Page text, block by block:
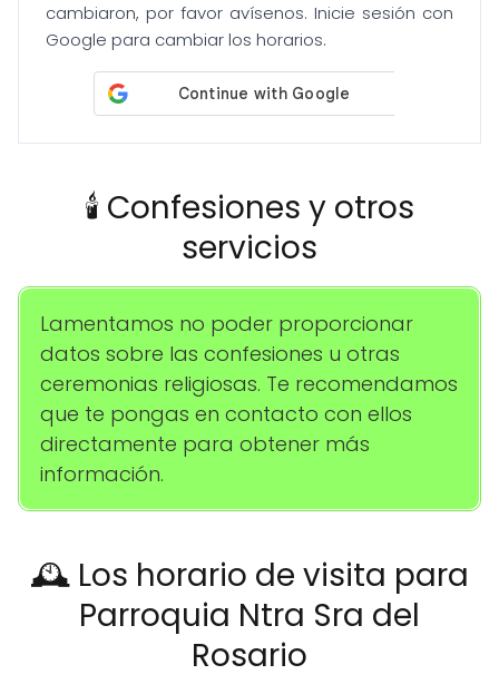
cambiaron, por favor avísenos. Inicie sesión con
Google para cambiar los horarios.
🕯️ Confesiones y otros
servicios
Lamentamos no poder proporcionar
datos sobre las confesiones u otras
ceremonias religiosas. Te recomendamos
que te pongas en contacto con ellos
directamente para obtener más
información.
🕰️ Los horario de visita para
Parroquia Ntra Sra del
Rosario